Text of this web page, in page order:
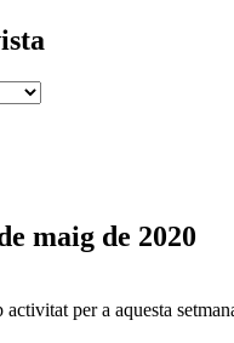
maig de 2020
per a aquesta